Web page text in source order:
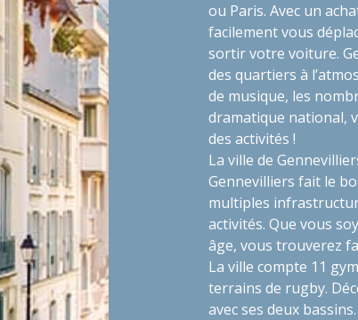
ou Paris. Avec un
facilement vous
sortir votre voiture.
des quartiers à
de musique, les
dramatique national,
des activités !
La ville de
Gennevilliers fait le
multiples
activités. Que vous
âge, vous trouverez
La ville compte 11
terrains de rugby.
avec ses deux